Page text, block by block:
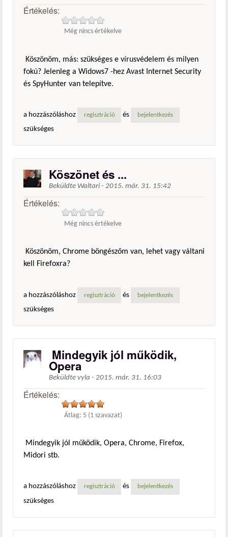
Értékelés:
Még nincs értékelve
Köszönöm, más: szükséges e vírusvédelem és milyen
fokú? Jelenleg a Widows7 -hez Avast Internet Security
és SpyHunter van telepítve.
a hozzászóláshoz regisztráció és bejelentkezés
szükséges
Köszönet és ...
Beküldte Waltari - 2015. már. 31. 15:42
Értékelés:
Még nincs értékelve
Köszönöm, Chrome böngészőm van, lehet vagy váltani
kell Firefoxra?
a hozzászóláshoz regisztráció és bejelentkezés
szükséges
Mindegyik jól működik,
Opera
Beküldte vyla - 2015. már. 31. 16:03
Értékelés:
Átlag: 5 (1 szavazat)
Mindegyik jól működik, Opera, Chrome, Firefox,
Midori stb.
a hozzászóláshoz regisztráció és bejelentkezés
szükséges